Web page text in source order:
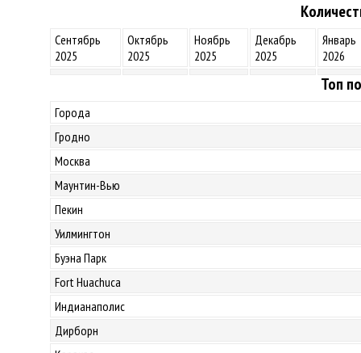
Сентябрь
2025
Октябрь
2025
Ноябрь
2025
Декабрь
2025
Январь
2026
Топ
Города
Гродно
Москва
Маунтин-Вью
Пекин
Уилмингтон
Буэна Парк
Fort Huachuca
Индианаполис
Дирборн